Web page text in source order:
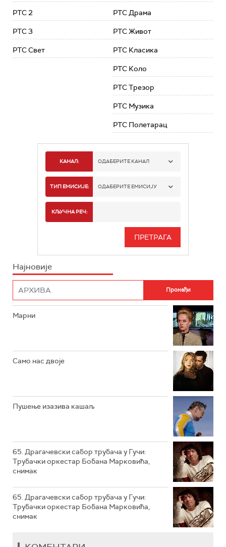
РТС 2
РТС 3
РТС Свет
РТС Драма
РТС Живот
РТС Класика
РТС Коло
РТС Трезор
РТС Музика
РТС Полетарац
КАНАЛ: ОДАБЕРИТЕ КАНАЛ
РТС 1
РТС 3
ТИП ЕМИСИЈЕ: ОДАБЕРИТЕ ЕМИСИЈУ
КЉУЧНА РЕЧ:
Најновије
Марни
Само нас двоје
Пушење изазива кашаљ
65. Драгачевски сабор трубача у Гучи:
Трубачки оркестар Бобана Марковића,
снимак
65. Драгачевски сабор трубача у Гучи:
Трубачки оркестар Бобана Марковића,
снимак